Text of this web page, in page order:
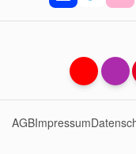
AGBImpressum